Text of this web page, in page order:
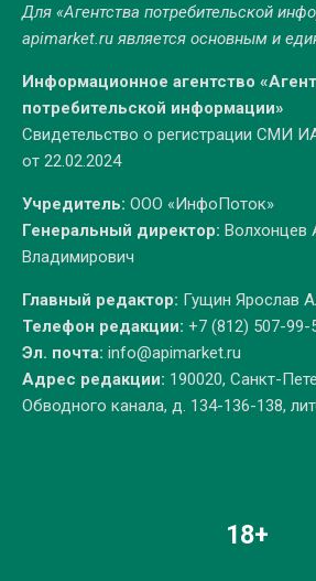
Для «Агентства потребительской
apimarket.ruявляется основным и
Информационное агентство
потребительской информации»
Свидетельство о регистрации СМИ
от 22.02.2024
Учредитель: ООО «ИнфоПоток»
Генеральный директор: Волхонцев
Владимирович
Главный редактор: Гущин Ярослав
Телефон редакции: +7 (812) 507-99-
Эл. почта: info@apimarket.ru
Адрес редакции: 190020, Санкт-
Обводного канала, д. 134-136-138,
18+